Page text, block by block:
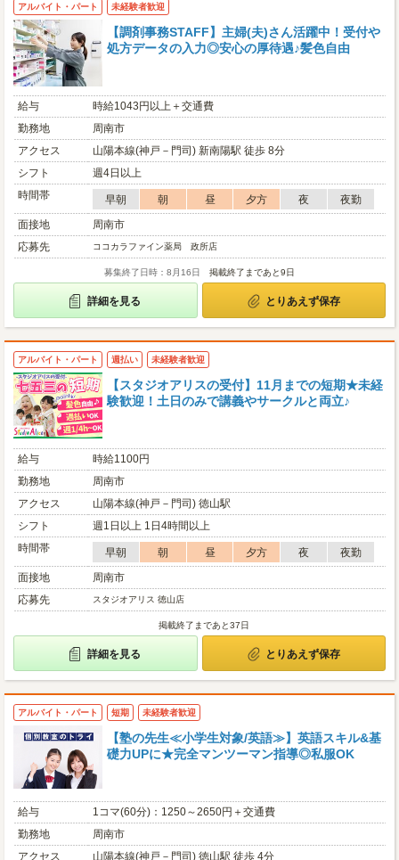
アルバイト・パート 未経験者歓迎
【調剤事務STAFF】主婦(夫)さん活躍中！受付や
処方データの入力◎安心の厚待遇♪髪色自由
給与
時給1043円以上＋交通費
勤務地
周南市
アクセス
山陽本線(神戸－門司) 新南陽駅 徒歩 8分
シフト
週4日以上
時間帯
早朝 朝 昼 夕方 夜
夜勤
面接地
周南市
応募先
ココカラファイン薬局 政所店
募集終了日時：8月16日 掲載終了まであと9日
詳細を見る とりあえず保存
アルバイト・パート 週払い 未経験者歓迎
【スタジオアリスの受付】11月までの短期★未経
験歓迎！土日のみで講義やサークルと両立♪
給与
時給1100円
勤務地
周南市
アクセス
山陽本線(神戸－門司) 徳山駅
シフト
週1日以上 1日4時間以上
時間帯
早朝 朝 昼 夕方 夜
夜勤
面接地
周南市
応募先
スタジオアリス 徳山店
掲載終了まであと37日
詳細を見る とりあえず保存
アルバイト・パート 短期 未経験者歓迎
【塾の先生≪小学生対象/英語≫】英語スキル&基
礎力UPに★完全マンツーマン指導◎私服OK
給与
1コマ(60分)：1250～2650円＋交通費
勤務地
周南市
アクセス
山陽本線(神戸－門司) 徳山駅 徒歩 4分